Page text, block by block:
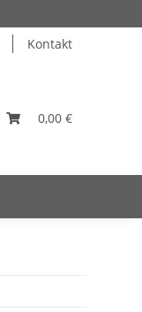
Kontakt
0,00 €